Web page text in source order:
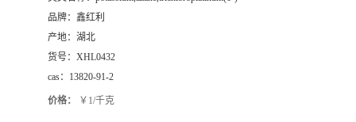
品牌： 鑫红利
产地： 湖北
货号： XHL0432
cas： 13820-91-2
价格： ￥1/千克